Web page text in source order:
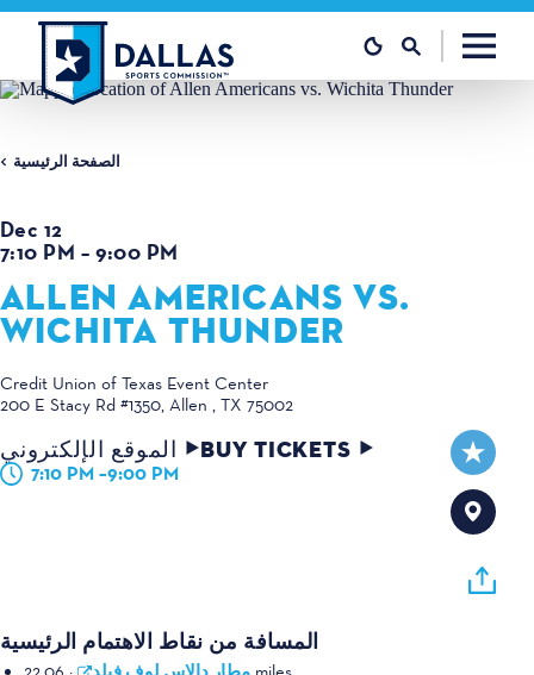
تخطي إلى المحتوى
الصفحة الرئيسية
Dec 12
7:10 PM – 9:00 PM
ALLEN AMERICANS VS.
WICHITA THUNDER
Credit Union of Texas Event Center
200 E Stacy Rd #1350 Allen , TX 75002
الموقع الإلكتروني BUY TICKETS
7:10 PM –9:00 PM
المسافة من نقاط الاهتمام الرئيسية